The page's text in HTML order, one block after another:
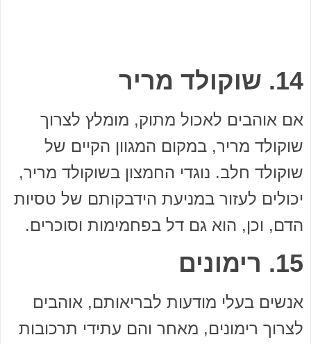
14. שוקולד מריר
אם אוהבים לאכול מתוק, מומלץ לצרוך
שוקולד מריר, במקום המגוון הקיים של
שוקולד חלב. נוגדי החמצון בשוקולד מריר,
יכולים לעזור במניעת הידבקותם של טסיות
הדם, וכן, הוא גם דל בפחמימות וסוכרים.
15. רימונים
אנשים בעלי מודעות לבריאותם, אוהבים
לצרוך רימונים, מאחר והם עתידי תרכובות